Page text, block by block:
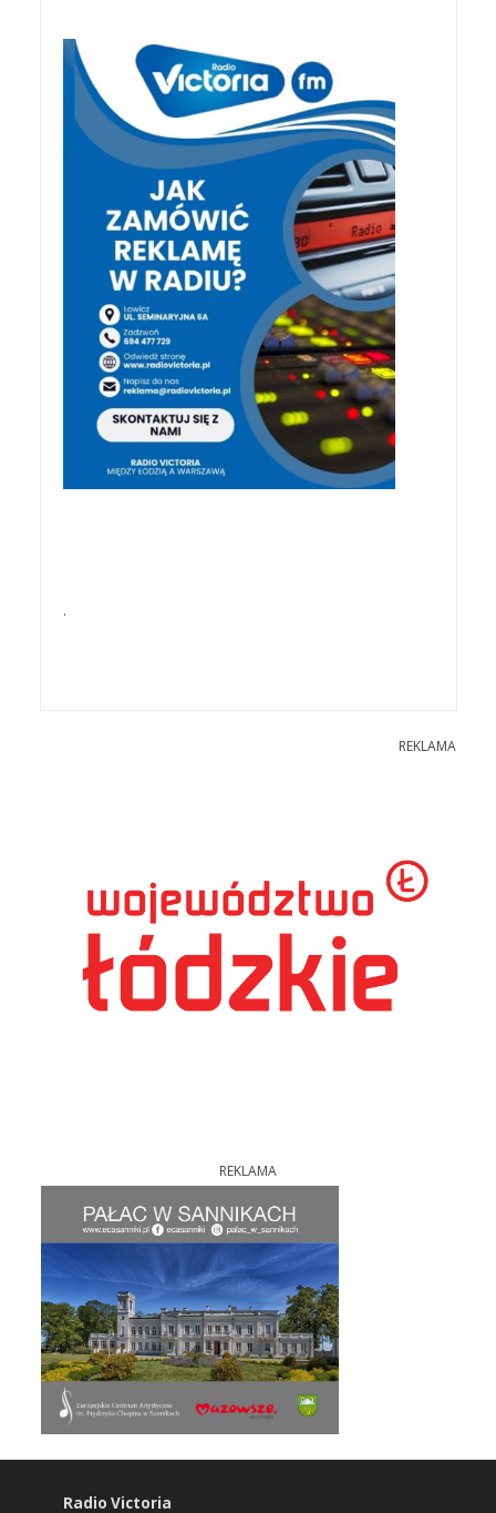
.
REKLAMA
REKLAMA
Radio Victoria